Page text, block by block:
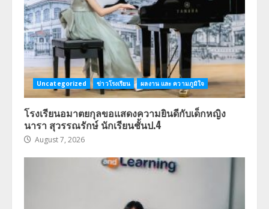
Uncategorized ข่าวโรงเรียน ผลงาน และ ความภูมิใจ
โรงเรียนอมาตยกุลขอแสดงความยินดีกับเด็กหญิง
นารา สุวรรณรักษ์ นักเรียนชั้นป.4
August 7, 2026